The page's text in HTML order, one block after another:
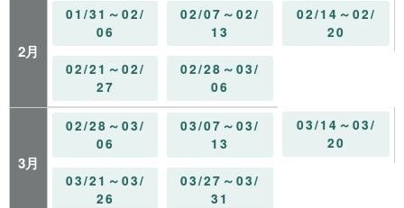
2月
01/31～02/
06
02/07～02/
13
02/14～02/
20
02/21～02/
27
02/28～03/
06
3月
02/28～03/
06
03/07～03/
13
03/14～03/
20
03/21～03/
26
03/27～03/
31